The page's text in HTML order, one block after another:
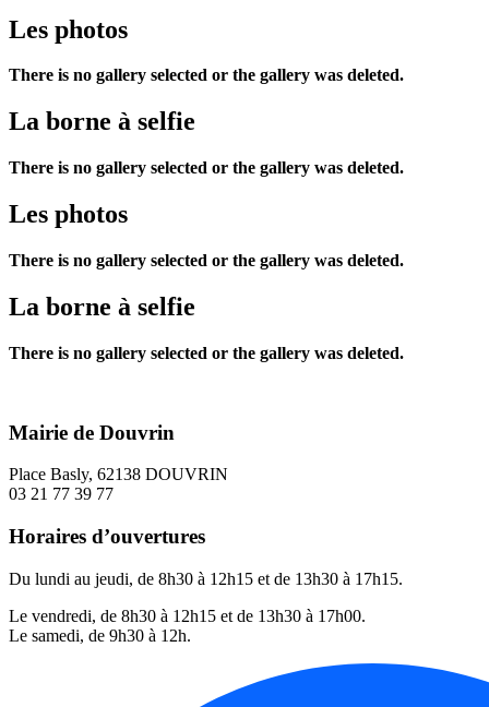
Les photos
There is no gallery selected or the gallery was deleted.
La borne à selfie
There is no gallery selected or the gallery was deleted.
Les photos
There is no gallery selected or the gallery was deleted.
La borne à selfie
There is no gallery selected or the gallery was deleted.
Mairie de Douvrin
Place Basly, 62138 DOUVRIN
03 21 77 39 77
Horaires d’ouvertures
Du lundi au jeudi, de 8h30 à 12h15 et de 13h30 à 17h15.
Le vendredi, de 8h30 à 12h15 et de 13h30 à 17h00.
Le samedi, de 9h30 à 12h.